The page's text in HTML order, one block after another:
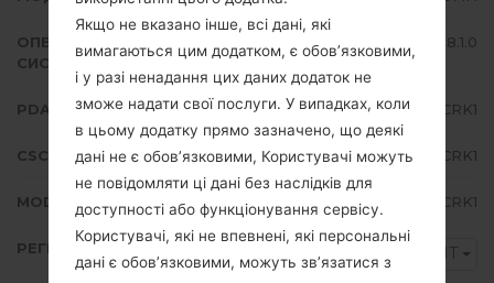
ОПЕРАЦІЙНА
СИСТЕМА
Android Oreo 8.1.0
PDA/AP ВЕРСІЯ J710MNUBU4CRK1
CSC ВЕРСІЯ J710MNPNT4CRK1
MODEM/CP ВЕРСІЯ J710MNUBU4CRK1
РЕГІОН PNT
Якщо не вказано інше, всі дані, які
вимагаються цим додатком, є обов’язковими,
і у разі ненадання цих даних додаток не
зможе надати свої послуги. У випадках, коли
в цьому додатку прямо зазначено, що деякі
дані не є обов’язковими, Користувачі можуть
не повідомляти ці дані без наслідків для
доступності або функціонування сервісу.
Користувачі, які не впевнені, які персональні
дані є обов’язковими, можуть зв’язатися з